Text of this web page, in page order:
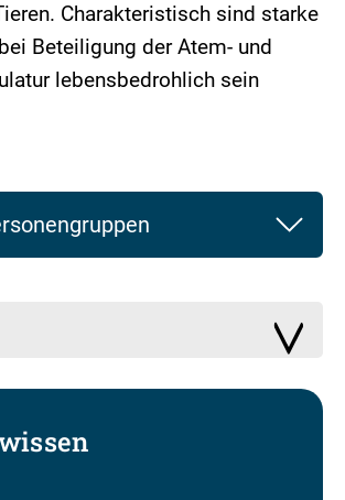
Charakteristisch sind starke
Beteiligung der Atem- und
lebensbedrohlich sein